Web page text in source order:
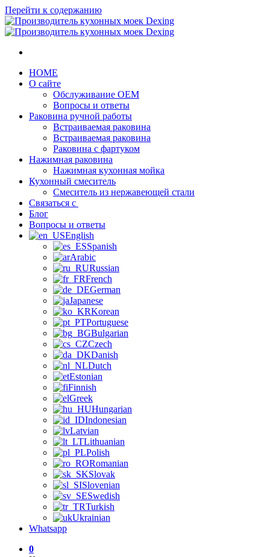
Перейти к содержанию
HOME
О сайте
Обслуживание OEM
Вопросы и ответы
Раковина ручной работы
Встраиваемая раковина
Встраиваемая раковина
Раковина с фартуком
Нажимная раковина
Нажимная кухонная мойка
Кухонный смеситель
Смеситель из нержавеющей стали
Связаться с
Блог
Вопросы и ответы
English
Spanish
Arabic
Russian
French
German
Japanese
Korean
Portuguese
Bulgarian
Czech
Danish
Dutch
Estonian
Finnish
Greek
Hungarian
Indonesian
Latvian
Lithuanian
Polish
Romanian
Slovak
Slovenian
Swedish
Turkish
Ukrainian
Whatsapp
0